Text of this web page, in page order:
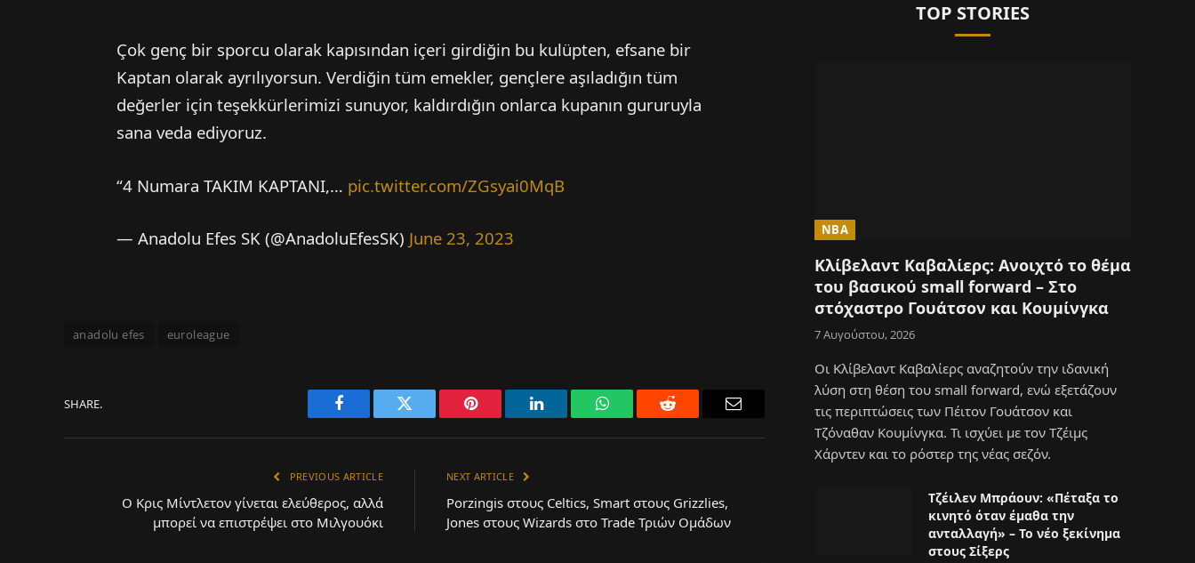
Çok genç bir sporcu olarak kapısından içeri girdiğin bu kulüpten, efsane bir
Kaptan olarak ayrılıyorsun. Verdiğin tüm emekler, gençlere aşıladığın tüm
değerler için teşekkürlerimizi sunuyor, kaldırdığın onlarca kupanın gururuyla
sana veda ediyoruz.
“4 Numara TAKIM KAPTANI,… pic.twitter.com/ZGsyai0MqB
— Anadolu Efes SK (@AnadoluEfesSK) June 23, 2023
anadolu efes euroleague
SHARE.
Facebook Twitter Pinterest LinkedIn WhatsAppReddit
PREVIOUS ARTICLE
Ο Κρις Μίντλετον γίνεται ελεύθερος, αλλά
μπορεί να επιστρέψει στο Μιλγουόκι
NEXT ARTICLE
Porzingis στους Celtics, Smart στους Grizzlies,
Jones στους Wizards στο Trade Τριών Ομάδων
TOP STORIES
NBA
Κλίβελαντ Καβαλίερς: Ανοιχτό το θέμα
του βασικού small forward – Στο
στόχαστρο Γουάτσον και Κουμίνγκα
7 Αυγούστου, 2026
Οι Κλίβελαντ Καβαλίερς αναζητούν την ιδανική
λύση στη θέση του small forward, ενώ εξετάζουν
τις περιπτώσεις των Πέιτον Γουάτσον και
Τζόναθαν Κουμίνγκα. Τι ισχύει με τον Τζέιμς
Χάρντεν και το ρόστερ της νέας σεζόν.
Τζέιλεν Μπράουν: «Πέταξα το
κινητό όταν έμαθα την
ανταλλαγή» – Το νέο ξεκίνημα
στους Σίξερς